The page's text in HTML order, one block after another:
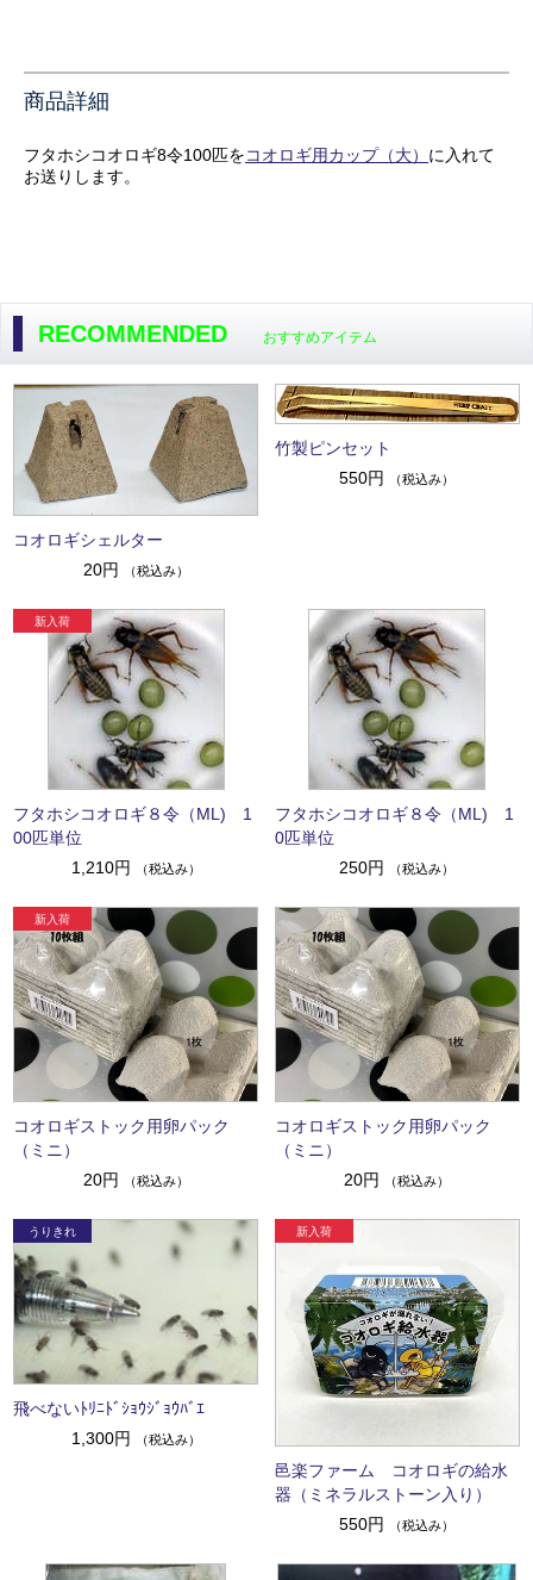
商品詳細
フタホシコオロギ8令100匹をコオロギ用カップ（大） に入れて
お送りします。
RECOMMENDED おすすめアイテム
コオロギシェルター
20円
（税込み）
竹製ピンセット
550円
（税込み）
フタホシコオロギ８令（ML) 1
00匹単位
1,210円
（税込み）
フタホシコオロギ８令（ML) 1
0匹単位
250円
（税込み）
コオロギストック用卵パック
（ミニ）
20円
（税込み）
コオロギストック用卵パック
（ミニ）
20円
（税込み）
飛べないﾄﾘﾆﾄﾞｼｮｳｼﾞｮｳﾊﾞｴ
1,300円
（税込み）
邑楽ファーム コオロギの給水
器（ミネラルストーン入り）
550円
（税込み）